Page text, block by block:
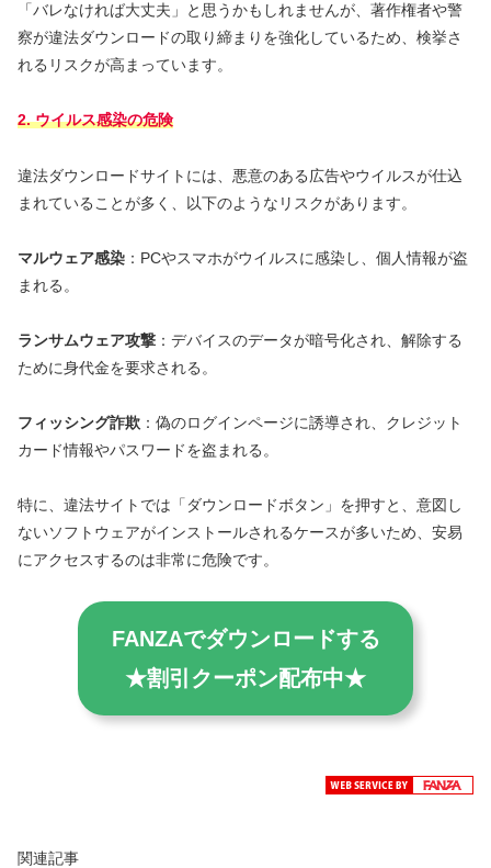
「バレなければ大丈夫」と思うかもしれませんが、著作権者や警
察が違法ダウンロードの取り締まりを強化しているため、検挙さ
れるリスクが高まっています。
2. ウイルス感染の危険
違法ダウンロードサイトには、悪意のある広告やウイルスが仕込
まれていることが多く、以下のようなリスクがあります。
マルウェア感染 ：PCやスマホがウイルスに感染し、個人情報が盗
まれる。
ランサムウェア攻撃 ：デバイスのデータが暗号化され、解除する
ために身代金を要求される。
フィッシング詐欺 ：偽のログインページに誘導され、クレジット
カード情報やパスワードを盗まれる。
特に、違法サイトでは「ダウンロードボタン」を押すと、意図し
ないソフトウェアがインストールされるケースが多いため、安易
にアクセスするのは非常に危険です。
FANZAでダウンロードする
★割引クーポン配布中★
関連記事